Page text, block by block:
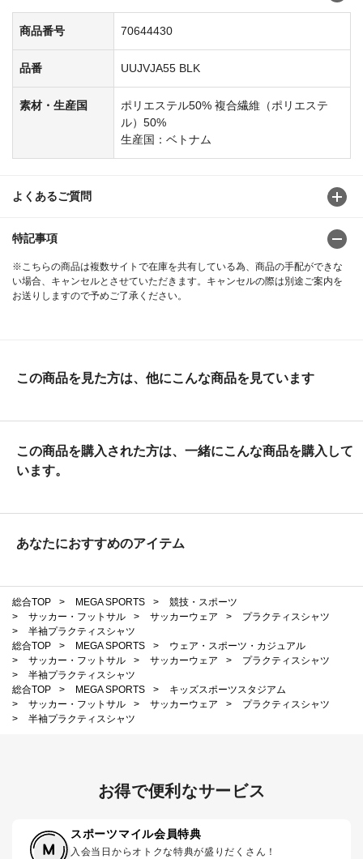
商品番号 70644430
品番 UUJVJA55 BLK
素材・生産国
ポリエステル50% 複合繊維（ポリエステ
ル）50%
生産国：ベトナム
よくあるご質問
特記事項
※こちらの商品は複数サイトで在庫を共有している為、商品の手配ができな
い場合、キャンセルとさせていただきます。キャンセルの際は別途ご案内を
お送りしますので予めご了承ください。
この商品を見た方は、他にこんな商品を見ています
この商品を購入された方は、一緒にこんな商品を購入して
います。
あなたにおすすめのアイテム
総合TOP > MEGA SPORTS >
競技・スポーツ
>
サッカー・フットサル > サッカーウェア >
プラクティスシャツ
>
半袖プラクティスシャツ
総合TOP
> MEGA SPORTS >
ウェア・スポーツ・カジュアル
>
サッカー・フットサル > サッカーウェア >
プラクティスシャツ
>
半袖プラクティスシャツ
総合TOP
> MEGA SPORTS >
キッズスポーツスタジアム
>
サッカー・フットサル > サッカーウェア >
プラクティスシャツ
>
半袖プラクティスシャツ
お得で便利なサービス
スポーツマイル会員特典
入会当日からオトクな特典が盛りだくさん！